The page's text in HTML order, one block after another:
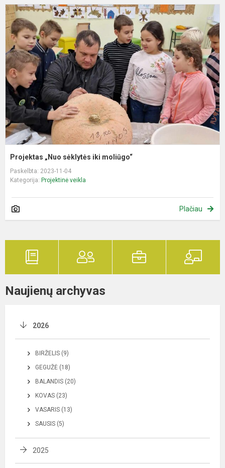
Projektas „Nuo sėklytės iki moliūgo“
Paskelbta: 2023-11-04
Kategorija: Projektinė veikla
Plačiau
Naujienų archyvas
2026
BIRŽELIS (9)
GEGUŽĖ (18)
BALANDIS (20)
KOVAS (23)
VASARIS (13)
SAUSIS (5)
2025